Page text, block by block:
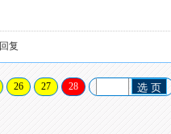
回复
26 27 28 选 页